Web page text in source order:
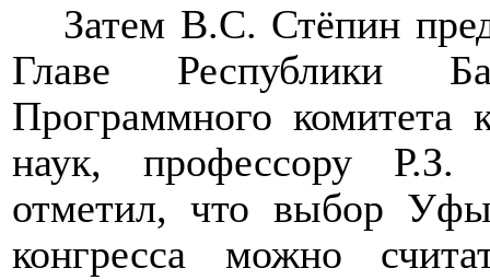
Затем В.С. Стёпин
Главе Республики
Программного комитета
наук, профессору
Р.З.
отметил, что выбор Уфы
конгресса можно